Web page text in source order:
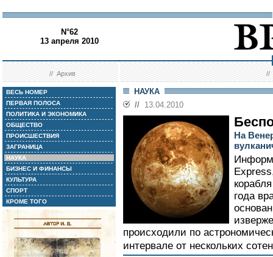
N°62
13 апреля 2010
//Архив //
ВЕСЬ НОМЕР
ПЕРВАЯ ПОЛОСА
ПОЛИТИКА И ЭКОНОМИКА
ОБЩЕСТВО
ПРОИСШЕСТВИЯ
ЗАГРАНИЦА
НАУКА
БИЗНЕС И ФИНАНСЫ
КУЛЬТУРА
СПОРТ
КРОМЕ ТОГО
НАУКА
// 13.04.2010
На
года
происходили по
интервале от нескольких